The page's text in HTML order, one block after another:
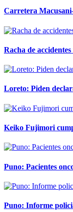
Carretera
Racha de
Loreto: Piden
Keiko Fujimori
Puno: Pacientes
Puno: Informe